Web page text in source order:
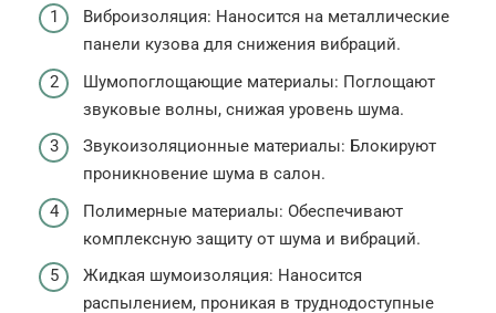
Виброизоляция: Наносится на металлические
панели кузова для снижения вибраций.
Шумопоглощающие материалы: Поглощают
звуковые волны, снижая уровень шума.
Звукоизоляционные материалы: Блокируют
проникновение шума в салон.
Полимерные материалы: Обеспечивают
комплексную защиту от шума и вибраций.
Жидкая шумоизоляция: Наносится
распылением, проникая в труднодоступные